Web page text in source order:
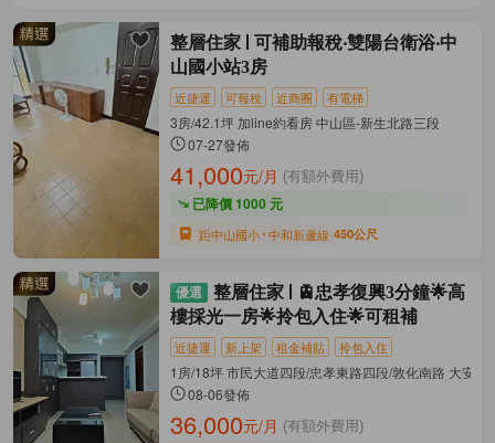
整層住家
可補助報稅‧雙陽台衛浴‧中
山國小站3房
近捷運 可報稅 近商圈 有電梯
3房/42.1坪 加line約看房 中山區-新生北路三段
07-27發佈
41,000元/月 (有額外費用)
已降價 1000 元
距中山國小 中和新蘆線 450公尺
整層住家
🚊忠孝復興3分鐘🌟高
樓採光一房🌟拎包入住🌟可租補
近捷運 新上架 租金補貼 拎包入住
1房/18坪 市民大道四段/忠孝東路四段/敦化南路 大安區
08-06發佈
36,000元/月 (有額外費用)